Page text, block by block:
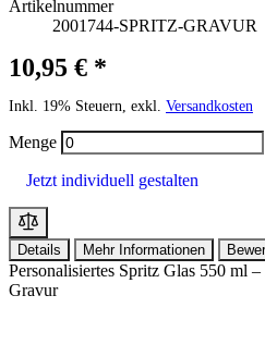
Artikelnummer
2001744-SPRITZ-GRAVUR
10,95 € *
Inkl. 19% Steuern, exkl. Versandkosten
Menge
Jetzt individuell gestalten
Details Mehr Informationen
Personalisiertes Spritz Glas 550 ml
Gravur